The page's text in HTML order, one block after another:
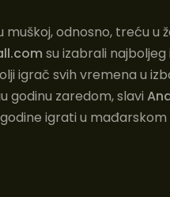
odnosno, treću u
su izabrali
igrač svih vremena u
godinu zaredom, slavi
igrati u